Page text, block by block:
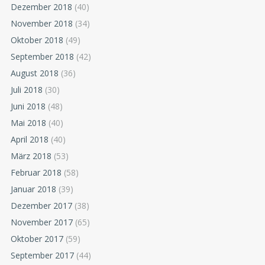
Dezember 2018 (40)
November 2018 (34)
Oktober 2018 (49)
September 2018 (42)
August 2018 (36)
Juli 2018 (30)
Juni 2018 (48)
Mai 2018 (40)
April 2018 (40)
März 2018 (53)
Februar 2018 (58)
Januar 2018 (39)
Dezember 2017 (38)
November 2017 (65)
Oktober 2017 (59)
September 2017 (44)